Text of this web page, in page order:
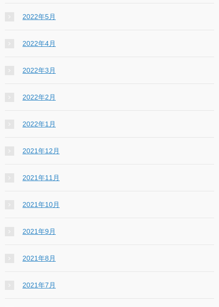
2022年5月
2022年4月
2022年3月
2022年2月
2022年1月
2021年12月
2021年11月
2021年10月
2021年9月
2021年8月
2021年7月